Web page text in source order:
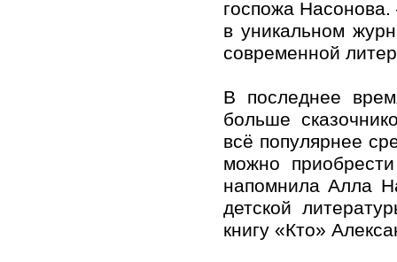
госпожа
в уникальном
современной
В последнее
больше
всё популярнее
можно
напомнила Алла
детской
книгу «Кто»